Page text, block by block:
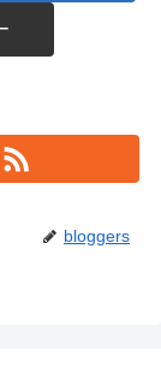
bloggers